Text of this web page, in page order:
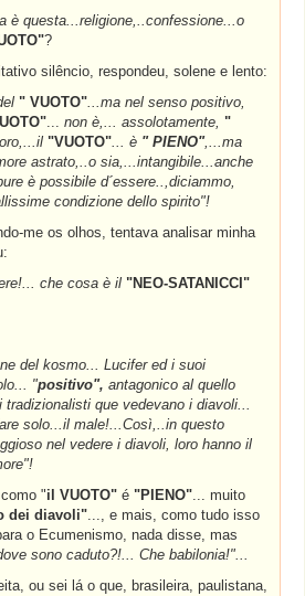
è questa...religione,..confessione...o
?
silêncio, respondeu, solene e lento:
" VUOTO"...ma nel senso positivo,
...non è,... assolotamente,"
"VUOTO"... è " PIENO",...ma
astrato,..o sia,...intangibile...anche
è possibile d´essere..,diciammo,
condizione dello spirito"!
me os olhos, tentava analisar minha
che cosa è il"NEO-SATANICCI"
del kosmo... Lucifer ed i suoi
"positivo",antagonico al quello
tradizionalisti que vedevano i diavoli...
solo...il male!...Così,..in questo
nel vedere i diavoli, loro hanno il
"il VUOTO"é"PIENO"... muito
dei diavoli"..., e mais, como tudo isso
o Ecumenismo, nada disse, mas
sono caduto?!... Che babilonia!"...
ou sei lá o que, brasileira, paulistana,